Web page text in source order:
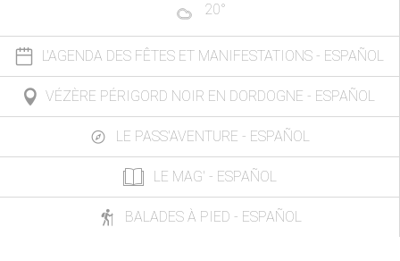
20°
L'AGENDA DES FÊTES ET MANIFESTATIONS - ESPAÑOL
VÉZÈRE PÉRIGORD NOIR EN DORDOGNE - ESPAÑOL
LE PASS'AVENTURE - ESPAÑOL
LE MAG' - ESPAÑOL
BALADES À PIED - ESPAÑOL